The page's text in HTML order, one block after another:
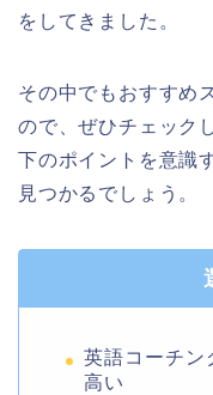
をしてきました。
その中でもおすすめ
ので、ぜひチェック
下のポイントを意識
見つかるでしょう。
英語コーチン
高い